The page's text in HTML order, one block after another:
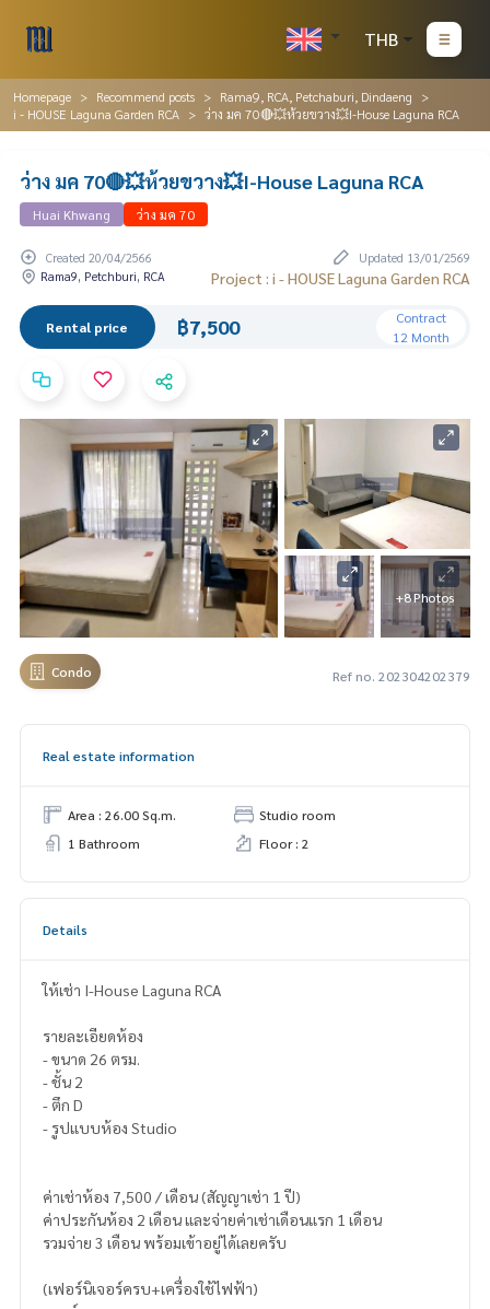
THB
Homepage Recommend posts
Rama9, RCA, Petchaburi, Dindaeng
i - HOUSE Laguna Garden RCA
ว่าง มค 70🔴💥ห้วยขวาง💥I-House Laguna RCA
ว่าง มค 70🔴💥ห้วยขวาง💥I-House Laguna RCA
Huai Khwang ว่าง มค 70
Created 20/04/2566
Updated 13/01/2569
Rama9, Petchburi, RCA
Project : i - HOUSE Laguna Garden RCA
Rental price ฿7,500
Contract
12 Month
+8 Photos
Condo Ref no. 202304202379
Real estate information
Area : 26.00 Sq.m.
Studio room
1 Bathroom
Floor : 2
Details
ให้เช่า I-House Laguna RCA
รายละเอียดห้อง
- ขนาด 26 ตรม.
- ชั้น 2
- ตึก D
- รูปแบบห้อง Studio
ค่าเช่าห้อง 7,500 / เดือน (สัญญาเช่า 1 ปี)
ค่าประกันห้อง 2 เดือน และจ่ายค่าเช่าเดือนแรก 1 เดือน
รวมจ่าย 3 เดือน พร้อมเข้าอยู่ได้เลยครับ
(เฟอร์นิเจอร์ครบ+เครื่องใช้ไฟฟ้า)